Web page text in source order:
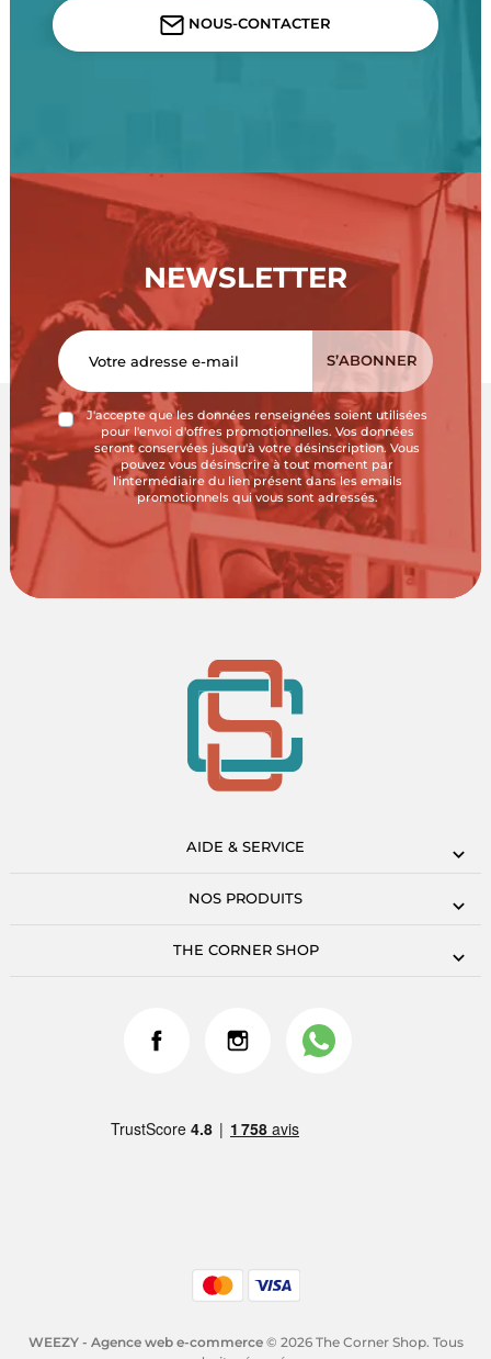
NOUS-CONTACTER
NEWSLETTER
J'accepte que les données renseignées soient utilisées
pour l'envoi d'offres promotionnelles. Vos données
seront conservées jusqu'à votre désinscription. Vous
pouvez vous désinscrire à tout moment par
l'intermédiaire du lien présent dans les emails
promotionnels qui vous sont adressés.
AIDE & SERVICE
NOS PRODUITS
THE CORNER SHOP
WEEZY - Agence web e-commerce© 2026 The Corner Shop. Tous